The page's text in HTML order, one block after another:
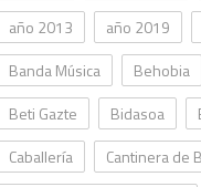
año 2013
año 2019
Banda Música
Behobia
Beti Gazte
Bidasoa
Caballería
Cantinera de